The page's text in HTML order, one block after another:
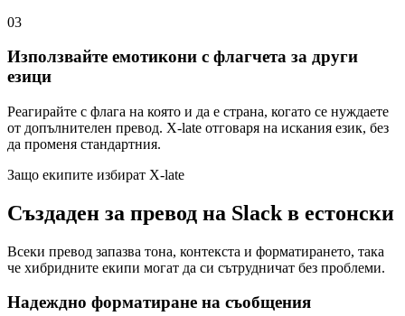
03
Използвайте емотикони с флагчета за други
езици
Реагирайте с флага на която и да е страна, когато се нуждаете
от допълнителен превод. X-late отговаря на искания език, без
да променя стандартния.
Защо екипите избират X-late
Създаден за превод на Slack в естонски
Всеки превод запазва тона, контекста и форматирането, така
че хибридните екипи могат да си сътрудничат без проблеми.
Надеждно форматиране на съобщения